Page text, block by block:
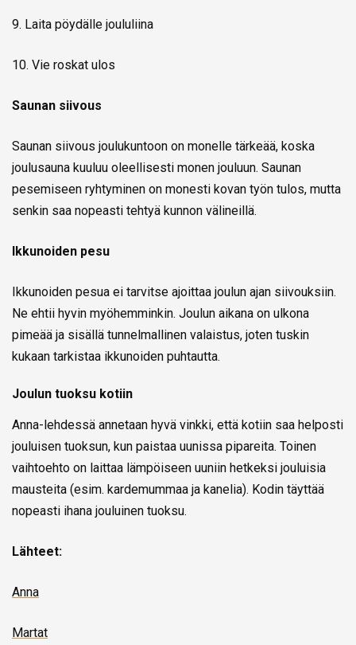
9. Laita pöydälle joululiina
10. Vie roskat ulos
Saunan siivous
Saunan siivous joulukuntoon on monelle tärkeää, koska
joulusauna kuuluu oleellisesti monen jouluun. Saunan
pesemiseen ryhtyminen on monesti kovan työn tulos, mutta
senkin saa nopeasti tehtyä kunnon välineillä.
Ikkunoiden pesu
Ikkunoiden pesua ei tarvitse ajoittaa joulun ajan siivouksiin.
Ne ehtii hyvin myöhemminkin. Joulun aikana on ulkona
pimeää ja sisällä tunnelmallinen valaistus, joten tuskin
kukaan tarkistaa ikkunoiden puhtautta.
Joulun tuoksu kotiin
Anna-lehdessä annetaan hyvä vinkki, että kotiin saa helposti
jouluisen tuoksun, kun paistaa uunissa pipareita. Toinen
vaihtoehto on laittaa lämpöiseen uuniin hetkeksi jouluisia
mausteita (esim. kardemummaa ja kanelia). Kodin täyttää
nopeasti ihana jouluinen tuoksu.
Lähteet:
Anna
Martat